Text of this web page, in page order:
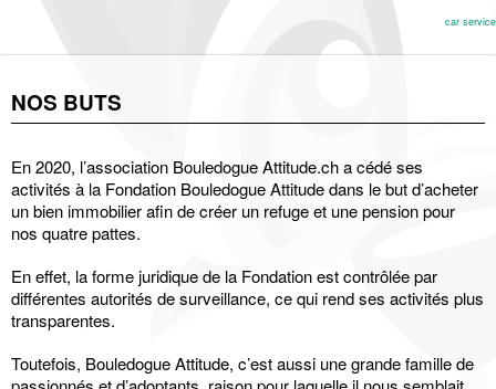
car service
NOS BUTS
En 2020, l’association Bouledogue Attitude.ch a cédé ses
activités à la Fondation Bouledogue Attitude dans le but d’acheter
un bien immobilier afin de créer un refuge et une pension pour
nos quatre pattes.
En effet, la forme juridique de la Fondation est contrôlée par
différentes autorités de surveillance, ce qui rend ses activités plus
transparentes.
Toutefois, Bouledogue Attitude, c’est aussi une grande famille de